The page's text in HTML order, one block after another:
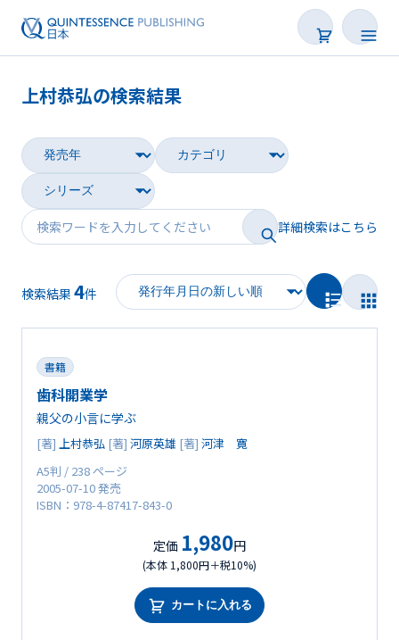
雑誌
映像
電子BOOK
著者一覧
上村恭弘の検索結果
詳細検索はこちら
検索結果 4件
書籍
歯科開業学
親父の小言に学ぶ
[著] 上村恭弘 [著] 河原英雄 [著] 河津 寛
A5判 / 238 ページ
2005-07-10 発売
ISBN：978-4-87417-843-0
定価 1,980円
(本体 1,800円＋税10%)
カートに入れる